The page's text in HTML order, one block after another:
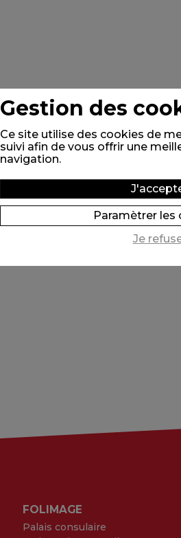
FOLIMAGE
Palais consulaire
Gestion des
Ce site utilise des cookies de
suivi afin de vous offrir une
navigation.
Paramètrer les
Je